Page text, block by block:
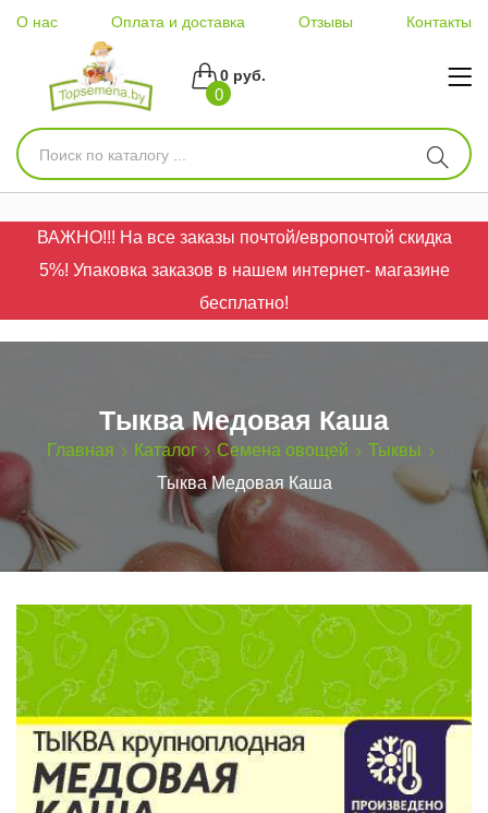
О нас Оплата и доставка Отзывы Контакты
0
0 руб.
ВАЖНО!!! На все заказы почтой/европочтой скидка
5%! Упаковка заказов в нашем интернет- магазине
бесплатно!
Тыква Медовая Каша
Главная Каталог Семена овощей
Тыквы
Тыква Медовая Каша